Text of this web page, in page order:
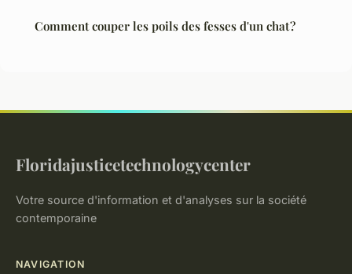
Comment couper les poils des fesses d'un chat ?
Floridajusticetechnologycenter
Votre source d'information et d'analyses sur la société
contemporaine
NAVIGATION